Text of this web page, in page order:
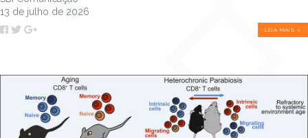
13 de julho de 2026
LEIA MAIS >